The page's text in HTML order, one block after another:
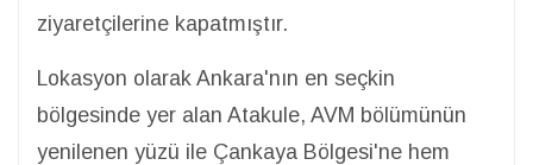
ziyaretçilerine kapatmıştır.
Lokasyon olarak Ankara'nın en seçkin
bölgesinde yer alan Atakule, AVM bölümünün
yenilenen yüzü ile Çankaya Bölgesi'ne hem